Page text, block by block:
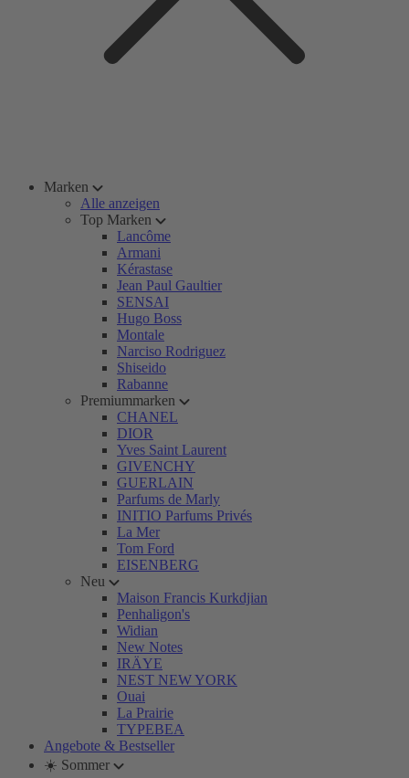
Marken
Alle anzeigen
Top Marken
Lancôme
Armani
Kérastase
Jean Paul Gaultier
SENSAI
Hugo Boss
Montale
Narciso Rodriguez
Shiseido
Rabanne
Premiummarken
CHANEL
DIOR
Yves Saint Laurent
GIVENCHY
GUERLAIN
Parfums de Marly
INITIO Parfums Privés
La Mer
Tom Ford
EISENBERG
Neu
Maison Francis Kurkdjian
Penhaligon's
Widian
New Notes
IRÄYE
NEST NEW YORK
Ouai
La Prairie
TYPEBEA
Angebote & Bestseller
☀️ Sommer